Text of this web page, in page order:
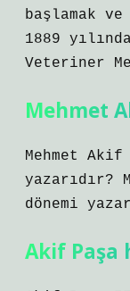
başlamak ve
1889
Veteriner
Mehmet
Mehmet
yazarıdır?
dönemi
Akif Paşa